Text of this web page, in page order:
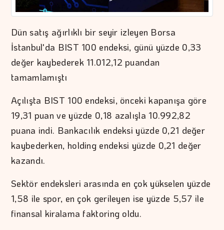
Dün satış ağırlıklı bir seyir izleyen Borsa
İstanbul'da BIST 100 endeksi, günü yüzde 0,33
değer kaybederek 11.012,12 puandan
tamamlamıştı
Açılışta BIST 100 endeksi, önceki kapanışa göre
19,31 puan ve yüzde 0,18 azalışla 10.992,82
puana indi. Bankacılık endeksi yüzde 0,21 değer
kaybederken, holding endeksi yüzde 0,21 değer
kazandı.
Sektör endeksleri arasında en çok yükselen yüzde
1,58 ile spor, en çok gerileyen ise yüzde 5,57 ile
finansal kiralama faktoring oldu.